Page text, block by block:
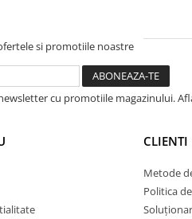
si promotiile noastre
cu promotiile magazinului.
CLIENTI
Metode
Politica